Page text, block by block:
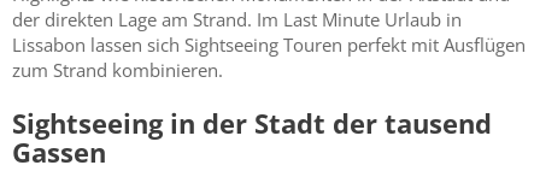
der direkten Lage am Strand. Im Last Minute Urlaub in
Lissabon lassen sich Sightseeing Touren perfekt mit Ausflügen
zum Strand kombinieren.
Sightseeing in der Stadt der tausend
Gassen